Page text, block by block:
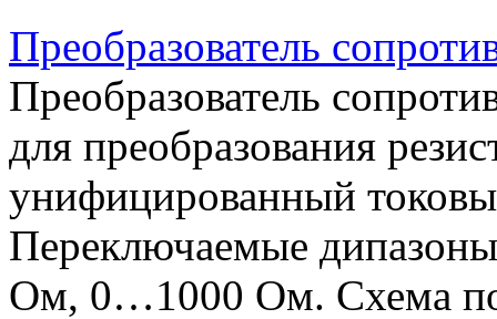
Преобразователь
Преобразователь
для преобразования
унифицированный
Переключаемые
Ом, 0…1000 Ом. Схема